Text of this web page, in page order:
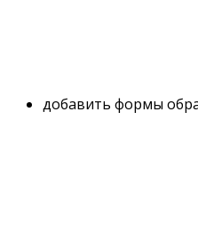
добавить формы